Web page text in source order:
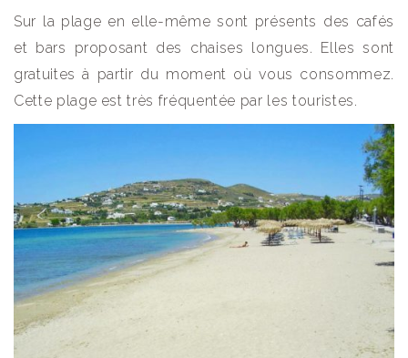
Sur la plage en elle-même sont présents des cafés
et bars proposant des chaises longues. Elles sont
gratuites à partir du moment où vous consommez.
Cette plage est très fréquentée par les touristes.